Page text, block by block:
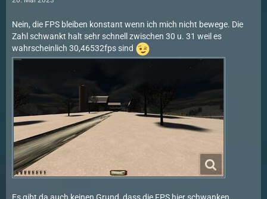
Nein, die FPS bleiben konstant wenn ich mich nicht bewege. Die
Zahl schwankt halt sehr schnell zwischen 30 u. 31 weil es
wahrscheinlich 30,46532fps sind